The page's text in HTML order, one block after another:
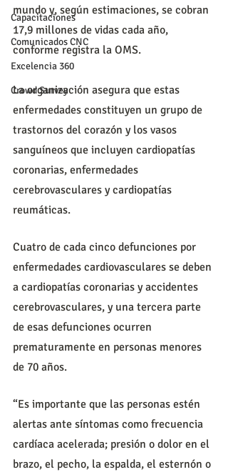
Capacitaciones
Comunicados CNC
Excelencia 360
Crowd Survey
mundo y, según estimaciones, se cobran
17,9 millones de vidas cada año,
conforme registra la OMS.
La organización asegura que estas
enfermedades constituyen un grupo de
trastornos del corazón y los vasos
sanguíneos que incluyen cardiopatías
coronarias, enfermedades
cerebrovasculares y cardiopatías
reumáticas.
Cuatro de cada cinco defunciones por
enfermedades cardiovasculares se deben
a cardiopatías coronarias y accidentes
cerebrovasculares, y una tercera parte
de esas defunciones ocurren
prematuramente en personas menores
de 70 años.
“Es importante que las personas estén
alertas ante síntomas como frecuencia
cardíaca acelerada; presión o dolor en el
brazo, el pecho, la espalda, el esternón o